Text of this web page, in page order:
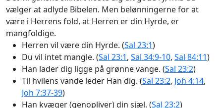
vælger at adlyde Bibelen. Men belønningerne for at
være i Herrens fold, at Herren er din Hyrde, er
mangfoldige.
Herren vil være din Hyrde. (Sal 23:1)
Du vil intet mangle. (Sal 23:1, Sal 34:9-10, Sal 84:11)
Han lader dig ligge på grønne vange. (Sal 23:2)
Til hvilens vande leder Han dig. (Sal 23:2, Joh 4:14,
Joh 7:37-39)
Han kvæger (genopliver) din sjæl. (Sal 23:2)